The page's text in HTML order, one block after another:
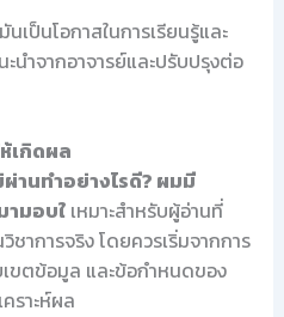
เป็นโอกาสในการเรียนรู้และ
ำจากอาจารย์และปรับปรุงต่อ
เกิดผล
านทำอย่างไรดี? ผมมี
ามอบใเหมาะสำหรับผู้อ่านที่
ชาการจริง โดยควรเริ่มจากการ
ขตข้อมูล และข้อกำหนดของ
ราะห์ผล